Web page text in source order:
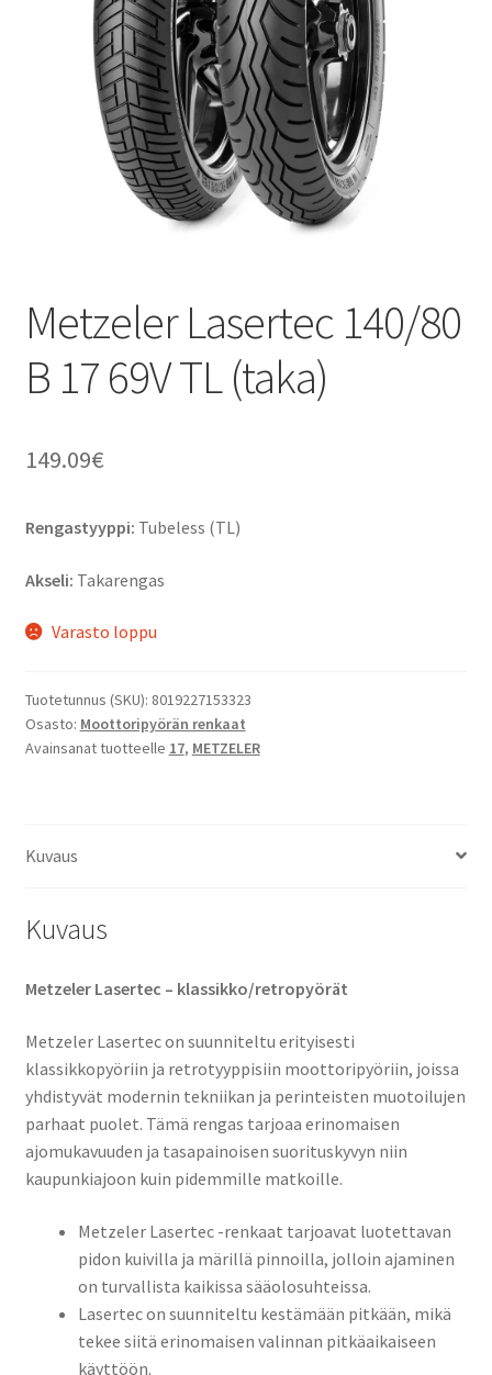
Metzeler Lasertec 140/80
B 17 69V TL (taka)
149.09€
Rengastyyppi: Tubeless (TL)
Akseli: Takarengas
Varasto loppu
Tuotetunnus (SKU): 8019227153323
Osasto: Moottoripyörän renkaat
Avainsanat tuotteelle 17, METZELER
Kuvaus
Kuvaus
Metzeler Lasertec – klassikko/retropyörät
Metzeler Lasertec on suunniteltu erityisesti
klassikkopyöriin ja retrotyyppisiin moottoripyöriin, joissa
yhdistyvät modernin tekniikan ja perinteisten muotoilujen
parhaat puolet. Tämä rengas tarjoaa erinomaisen
ajomukavuuden ja tasapainoisen suorituskyvyn niin
kaupunkiajoon kuin pidemmille matkoille.
Metzeler Lasertec -renkaat tarjoavat luotettavan
pidon kuivilla ja märillä pinnoilla, jolloin ajaminen
on turvallista kaikissa sääolosuhteissa.
Lasertec on suunniteltu kestämään pitkään, mikä
tekee siitä erinomaisen valinnan pitkäaikaiseen
käyttöön.